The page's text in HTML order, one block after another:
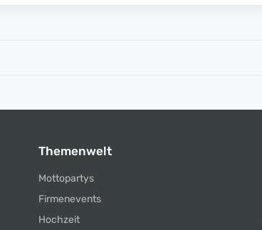
Themenwelt
Mottopartys
Firmenevents
Hochzeit